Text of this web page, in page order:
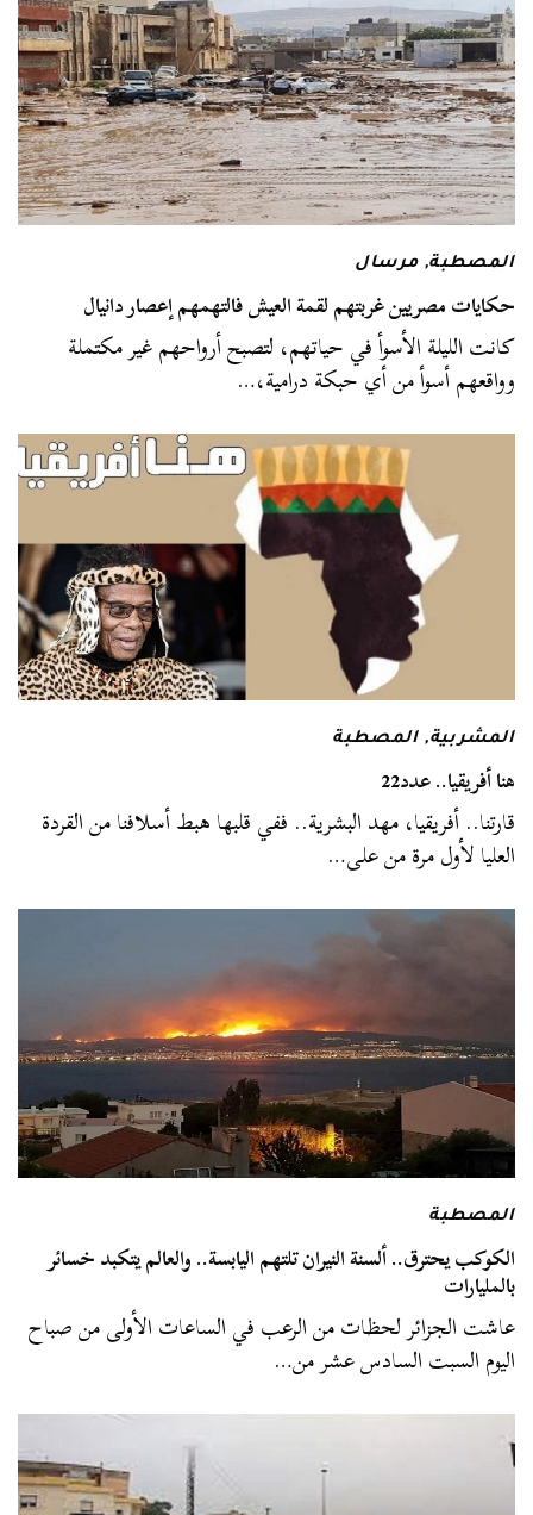
المصطبة,مرسال
حكايات مصريين غربتهم لقمة العيش فالتهمهم إعصار دانيال
كانت الليلة الأسوأ في حياتهم، لتصبح أرواحهم غير مكتملة
وواقعهم أسوأ من أي حبكة درامية،…
المشربية,المصطبة
هنا أفريقيا.. عدد22
قارتنا.. أفريقيا، مهد البشرية.. ففي قلبها هبط أسلافنا من القردة
العليا لأول مرة من على…
المصطبة
الكوكب يحترق.. ألسنة النيران تلتهم اليابسة.. والعالم يتكبد خسائر
بالمليارات
عاشت الجزائر لحظات من الرعب في الساعات الأولى من صباح
اليوم السبت السادس عشر من…